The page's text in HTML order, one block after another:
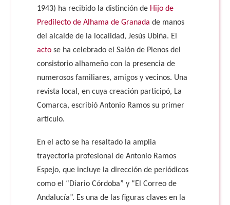
1943) ha recibido la distinción de Hijo de
Predilecto de Alhama de Granada de manos
del alcalde de la localidad, Jesús Ubiña. El
acto se ha celebrado el Salón de Plenos del
consistorio alhameño con la presencia de
numerosos familiares, amigos y vecinos. Una
revista local, en cuya creación participó, La
Comarca, escribió Antonio Ramos su primer
artículo.
En el acto se ha resaltado la amplia
trayectoria profesional de Antonio Ramos
Espejo, que incluye la dirección de periódicos
como el “Diario Córdoba” y “El Correo de
Andalucía”. Es una de las figuras claves en la